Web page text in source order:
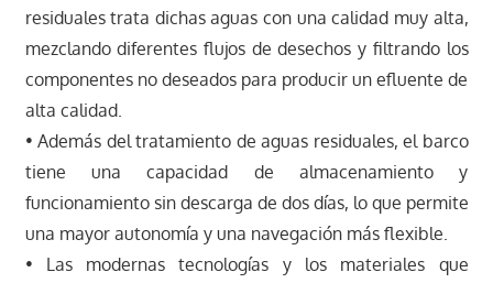
residuales trata dichas aguas con una calidad muy alta,
mezclando diferentes flujos de desechos y filtrando los
componentes no deseados para producir un efluente de
alta calidad.
• Además del tratamiento de aguas residuales, el barco
tiene una capacidad de almacenamiento y
funcionamiento sin descarga de dos días, lo que permite
una mayor autonomía y una navegación más flexible.
• Las modernas tecnologías y los materiales que